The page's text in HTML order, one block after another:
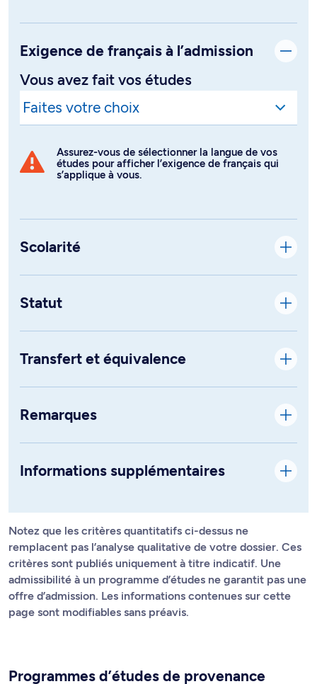
Exigence de français à l’admission
Vous avez fait vos études
Assurez-vous de sélectionner la langue de vos
études pour afficher l’exigence de français qui
s’applique à vous.
Scolarité
Statut
Transfert et équivalence
Remarques
Informations supplémentaires
Notez que les critères quantitatifs ci-dessus ne
remplacent pas l’analyse qualitative de votre dossier. Ces
critères sont publiés uniquement à titre indicatif. Une
admissibilité à un programme d’études ne garantit pas une
offre d’admission. Les informations contenues sur cette
page sont modifiables sans préavis.
Programmes d’études de provenance